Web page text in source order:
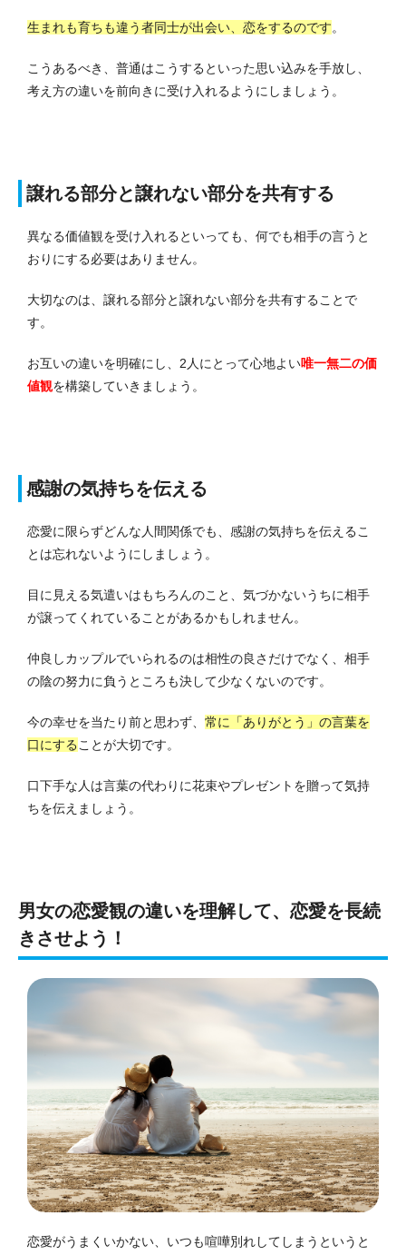
生まれも育ちも違う者同士が出会い、恋をするのです。
こうあるべき、普通はこうするといった思い込みを手放し、
考え方の違いを前向きに受け入れるようにしましょう。
譲れる部分と譲れない部分を共有する
異なる価値観を受け入れるといっても、何でも相手の言うと
おりにする必要はありません。
大切なのは、譲れる部分と譲れない部分を共有することで
す。
お互いの違いを明確にし、2人にとって心地よい唯一無二の価
値観を構築していきましょう。
感謝の気持ちを伝える
恋愛に限らずどんな人間関係でも、感謝の気持ちを伝えるこ
とは忘れないようにしましょう。
目に見える気遣いはもちろんのこと、気づかないうちに相手
が譲ってくれていることがあるかもしれません。
仲良しカップルでいられるのは相性の良さだけでなく、相手
の陰の努力に負うところも決して少なくないのです。
今の幸せを当たり前と思わず、 常に「ありがとう」の言葉を
口にする ことが大切です。
口下手な人は言葉の代わりに花束やプレゼントを贈って気持
ちを伝えましょう。
男女の恋愛観の違いを理解して、恋愛を長続
きさせよう！
恋愛がうまくいかない、いつも喧嘩別れしてしまうというと